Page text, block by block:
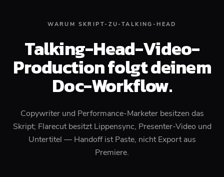
WARUM SKRIPT-ZU-TALKING-HEAD
Talking-Head-Video-
Production folgt deinem
Doc-Workflow.
Copywriter und Performance-Marketer besitzen das
Skript; Flarecut besitzt Lippensync, Presenter-Video und
Untertitel — Handoff ist Paste, nicht Export aus
Premiere.